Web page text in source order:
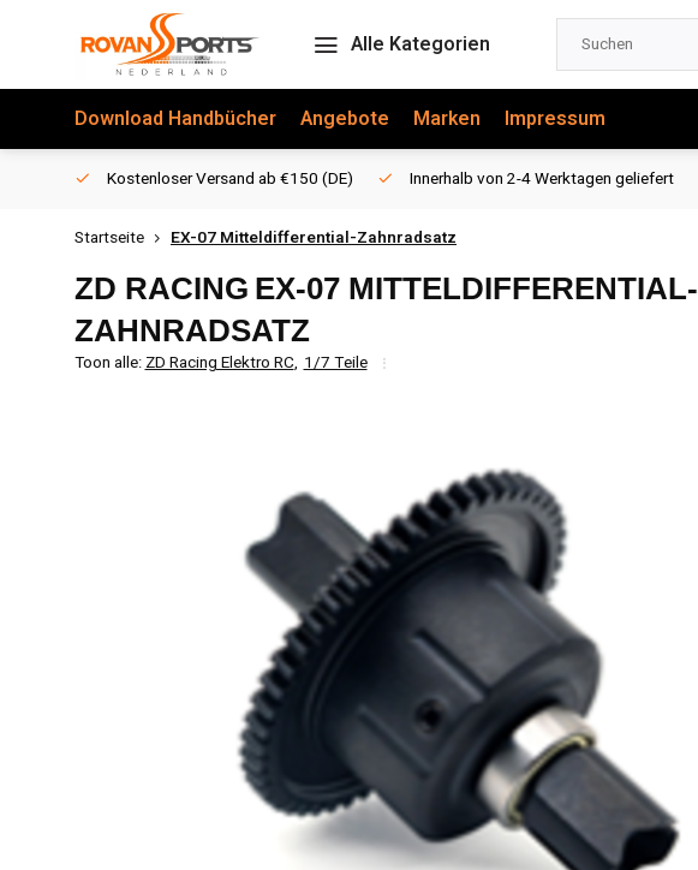
Alle Kategorien
Download Handbücher Angebote Marken Impressum
Kostenloser Versand ab €150 (DE) Innerhalb von 2-4 Werktagen geliefert
Startseite EX-07 Mitteldifferential-Zahnradsatz
ZD RACING EX-07 MITTELDIFFERENTIAL-
ZAHNRADSATZ
Toon alle:ZD Racing Elektro RC, 1/7 Teile